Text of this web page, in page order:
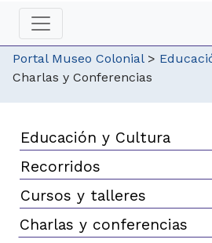
Portal Museo Colonial>
Charlas y Conferencias
Educación y Cultura
Recorridos
Cursos y talleres
Charlas y conferencias